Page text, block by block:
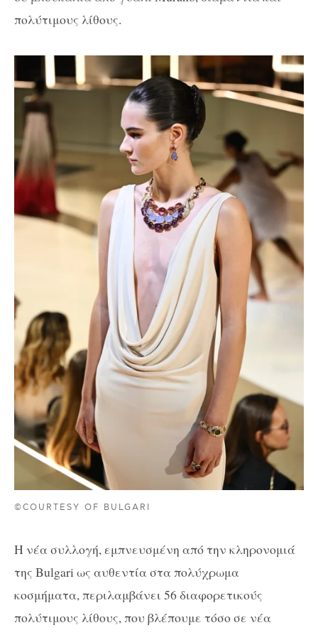
πολύτιμους λίθους.
©COURTESY OF BULGARI
Η νέα συλλογή, εμπνευσμένη από την κληρονομιά
της Bulgari ως αυθεντία στα πολύχρωμα
κοσμήματα, περιλαμβάνει 56 διαφορετικούς
πολύτιμους λίθους, που βλέπουμε τόσο σε νέα